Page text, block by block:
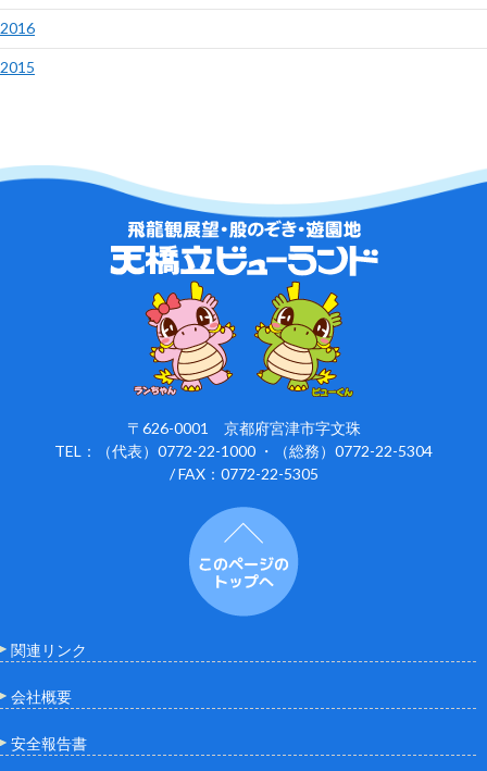
2016
2015
〒626-0001 京都府宮津市字文珠
TEL：（代表）0772-22-1000 ・（総務）0772-22-5304
/ FAX：0772-22-5305
関連リンク
会社概要
安全報告書